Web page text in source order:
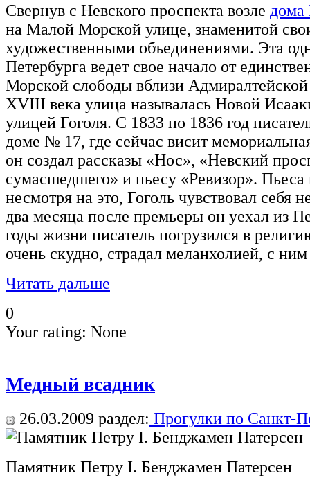
Свернув с Невского проспекта возле дома
на Малой Морской улице, знаменитой
художественными объединениями. Эта
Петербурга ведет свое начало от
Морской слободы вблизи
XVIII века улица называлась Новой
улицей Гоголя. С 1833 по 1836 год
доме № 17, где сейчас висит
он создал рассказы «Нос», «Невский
сумасшедшего» и пьесу «Ревизор». Пьеса
несмотря на это, Гоголь чувствовал
два месяца после премьеры он уехал из
годы жизни писатель погрузился в
очень скудно, страдал меланхолией, с
Читать дальше
0
Your rating: None
Медный всадник
26.03.2009 раздел: Прогулки по Санкт-
Памятник Петру I. Бенджамен Патерсен